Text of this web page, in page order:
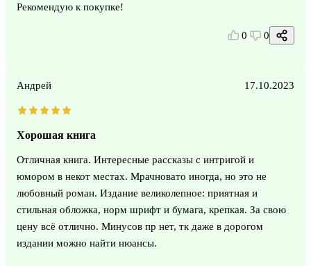
Рекомендую к покупке!
0 0
Андрей 17.10.2023
Хорошая книга
Отличная книга. Интересные рассказы с интригой и
юмором в некот местах. Мрачновато иногда, но это не
любовный роман. Издание великолепное: приятная и
стильная обложка, норм шрифт и бумага, крепкая. За свою
цену всё отлично. Минусов пр нет, тк даже в дорогом
издании можно найти нюансы.